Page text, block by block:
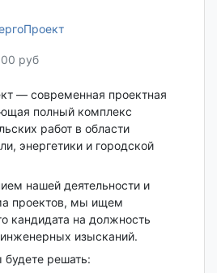
руб
— современная проектная
полный комплекс
работ в области
энергетики и городской
нашей деятельности и
проектов, мы ищем
кандидата на должность
изысканий.
решать: